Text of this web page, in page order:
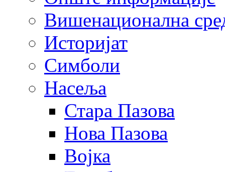
Вишенационална
Историјат
Симболи
Насеља
Стара Пазова
Нова Пазова
Војка